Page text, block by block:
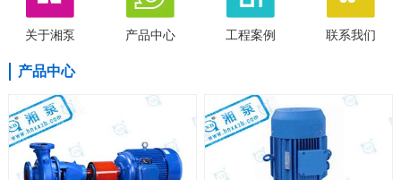
关于湘泵 产品中心 工程案例 联系我们
产品中心